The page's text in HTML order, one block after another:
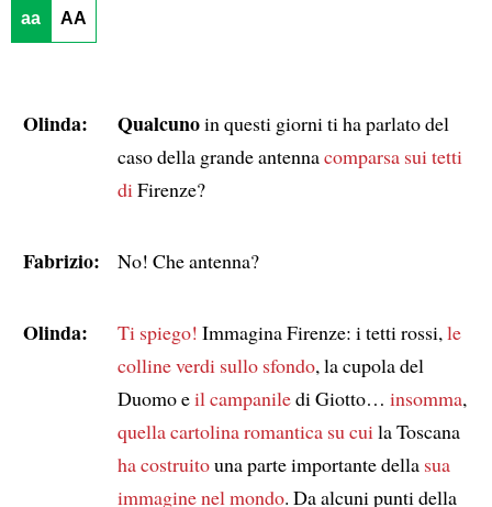
aa AA
Olinda: Qualcunoin questi giorni ti ha parlato del
caso della grande antennacomparsa sui tetti
di Firenze?
Fabrizio: No! Che antenna?
Olinda: Ti spiego! Immagina Firenze: i tetti rossi, le
colline verdi sullo sfondo, la cupola del
Duomo eil campaniledi Giotto… insomma,
quella cartolina romantica su cui la Toscana
ha costruitouna parte importante della sua
immagine nel mondo. Da alcuni punti della